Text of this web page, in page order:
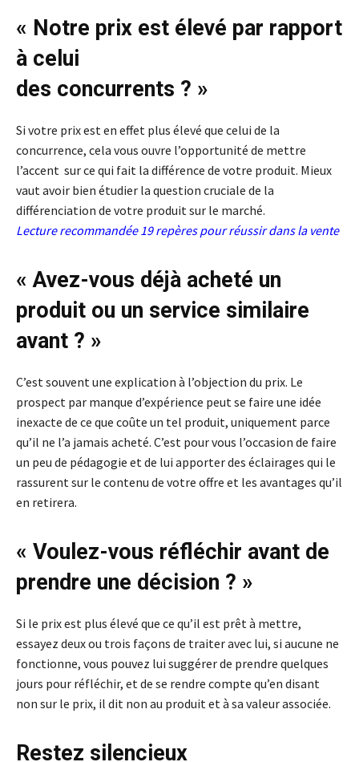
« Notre prix est élevé par rapport
à celui
des concurrents ? »
Si votre prix est en effet plus élevé que celui de la
concurrence, cela vous ouvre l’opportunité de mettre
l’accent sur ce qui fait la différence de votre produit. Mieux
vaut avoir bien étudier la question cruciale de la
différenciation de votre produit sur le marché.
Lecture recommandée19 repères pour réussir dans la vente
« Avez-vous déjà acheté un
produit ou un service similaire
avant ? »
C’est souvent une explication à l’objection du prix. Le
prospect par manque d’expérience peut se faire une idée
inexacte de ce que coûte un tel produit, uniquement parce
qu’il ne l’a jamais acheté. C’est pour vous l’occasion de faire
un peu de pédagogie et de lui apporter des éclairages qui le
rassurent sur le contenu de votre offre et les avantages qu’il
en retirera.
« Voulez-vous réfléchir avant de
prendre une décision ? »
Si le prix est plus élevé que ce qu’il est prêt à mettre,
essayez deux ou trois façons de traiter avec lui, si aucune ne
fonctionne, vous pouvez lui suggérer de prendre quelques
jours pour réfléchir, et de se rendre compte qu’en disant
non sur le prix, il dit non au produit et à sa valeur associée.
Restez silencieux